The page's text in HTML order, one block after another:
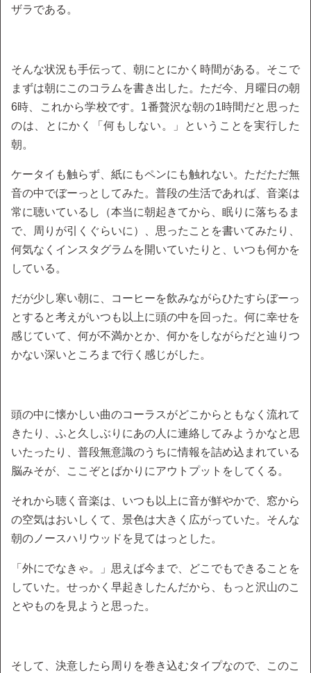
ザラである。
そんな状況も手伝って、朝にとにかく時間がある。そこで
まずは朝にこのコラムを書き出した。ただ今、月曜日の朝
6時、これから学校です。1番贅沢な朝の1時間だと思った
のは、とにかく「何もしない。」ということを実行した
朝。
ケータイも触らず、紙にもペンにも触れない。ただただ無
音の中でぼーっとしてみた。普段の生活であれば、音楽は
常に聴いているし（本当に朝起きてから、眠りに落ちるま
で、周りが引くぐらいに）、思ったことを書いてみたり、
何気なくインスタグラムを開いていたりと、いつも何かを
している。
だが少し寒い朝に、コーヒーを飲みながらひたすらぼーっ
とすると考えがいつも以上に頭の中を回った。何に幸せを
感じていて、何が不満かとか、何かをしながらだと辿りつ
かない深いところまで行く感じがした。
頭の中に懐かしい曲のコーラスがどこからともなく流れて
きたり、ふと久しぶりにあの人に連絡してみようかなと思
いたったり、普段無意識のうちに情報を詰め込まれている
脳みそが、ここぞとばかりにアウトプットをしてくる。
それから聴く音楽は、いつも以上に音が鮮やかで、窓から
の空気はおいしくて、景色は大きく広がっていた。そんな
朝のノースハリウッドを見てはっとした。
「外にでなきゃ。」思えば今まで、どこでもできることを
していた。せっかく早起きしたんだから、もっと沢山のこ
とやものを見ようと思った。
そして、決意したら周りを巻き込むタイプなので、このこ